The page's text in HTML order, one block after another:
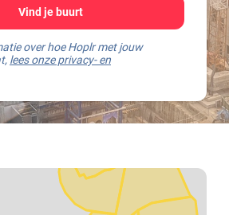
Vind je buurt
over hoe Hoplr met jouw
lees onze privacy- en